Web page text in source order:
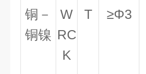
铜－
铜镍
W
RC
K
T ≥Φ3